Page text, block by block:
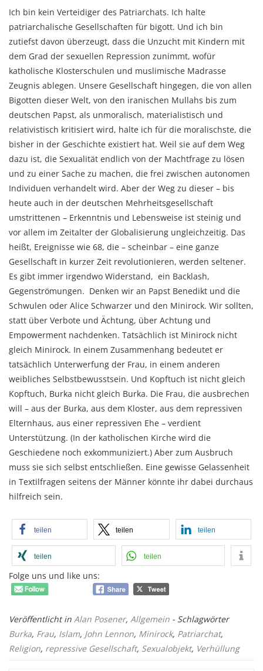
Ich bin kein Verteidiger des Patriarchats. Ich halte
patriarchalische Gesellschaften für bigott. Und ich bin
zutiefst davon überzeugt, dass die Unzucht mit Kindern mit
dem Grad der sexuellen Repression zunimmt, wofür
katholische Klosterschulen und muslimische Madrasse
Zeugnis ablegen. Unsere Gesellschaft hingegen, die von allen
Bigotten dieser Welt, von den iranischen Mullahs bis zum
deutschen Papst, als unmoralisch, materialistisch und
relativistisch kritisiert wird, halte ich für die moralischste, die
bisher in der Geschichte existiert hat. Weil sie auf dem Weg
dazu ist, die Sexualität endlich von der Machtfrage zu lösen
und zu einer Sache zu machen, die frei zwischen autonomen
Individuen verhandelt wird. Aber der Weg zu dieser – bis
heute auch in der deutschen Mehrheitsgesellschaft
umstrittenen – Erkenntnis und Lebensweise ist steinig und
vor allem im Zeitalter der Globalisierung ungleichzeitig. Das
heißt, Ereignisse wie 68, die – scheinbar – eine ganze
Gesellschaft in kurzer Zeit revolutionieren, werden seltener.
Es gibt immer irgendwo Widerstand, ein Backlash,
Gegenströmungen. Denken wir an Papst Benedikt und die
Schwulen oder Alice Schwarzer und den Minirock. Wir sollten,
statt über Verbote und Ächtung, über Achtung und
Empowerment nachdenken. Tatsächlich ist Minirock nicht
gleich Minirock. In einem Zusammenhang bedeutet er
tatsächlich Unterwerfung der Frau, in einem anderen
weibliches Selbstbewusstsein. Und Kopftuch ist nicht gleich
Kopftuch, Burka nicht gleich Burka. Die Frau, die ausbrechen
will – aus der Burka, aus dem Kloster, aus dem repressiven
Elternhaus, aus einer repressiven Ehe – verdient
Unterstützung. (In der katholischen Kirche wird die
Geschiedene noch exkommuniziert.) Aber zum Ausbruch
muss sie sich selbst entschließen. Eine gewisse Gelassenheit
in Textilfragen seitens der Männer könnte ihr dabei durchaus
hilfreich sein.
teilen teilen teilen
teilen teilen
Folge uns und like uns:
Veröffentlicht in Alan Posener, Allgemein - Schlagwörter
Burka, Frau, Islam, John Lennon, Minirock, Patriarchat,
Religion, repressive Gesellschaft, Sexualobjekt, Verhüllung